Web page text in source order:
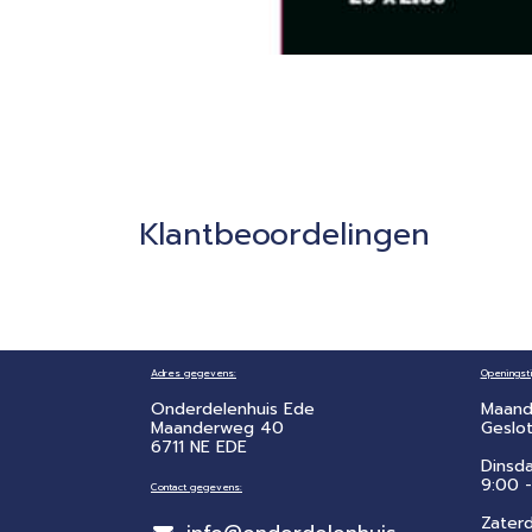
Klantbeoordelingen
Adres gegevens:
Onderdelenhuis Ede
Maanderweg 40
6711 NE EDE
Contact gegevens:
9:00